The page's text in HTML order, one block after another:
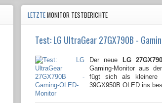
LETZTEMONITOR TESTBERICHTE
Test: LG UltraGear 27GX790B -
Der neue LG
Gaming-Monitor aus
fügt sich als kleinere
39GX950B OLED ins